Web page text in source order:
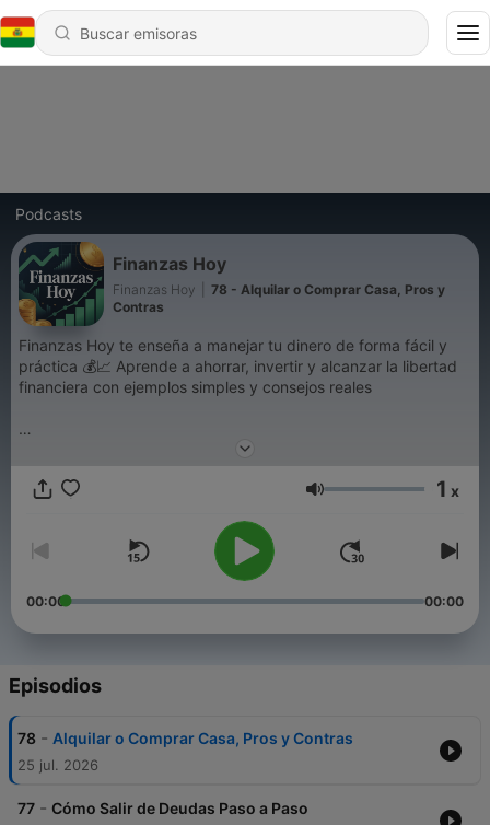
Podcasts
Finanzas Hoy
Finanzas Hoy
78 - Alquilar o Comprar Casa, Pros y
Contras
Finanzas Hoy te enseña a manejar tu dinero de forma fácil y
práctica 💰📈 Aprende a ahorrar, invertir y alcanzar la libertad
financiera con ejemplos simples y consejos reales
#finanzas #dinero #ahorro #invertir #bolsa #economia
#negocios #empleo #salario #banco #tarjeta #cripto #etf
Conviértete en un supporter de este podcast:
https://www.spreaker.com/podcast/finanzas-hoy-
-6771602/support.
Volumen 1 x
00:00 00:00
Episodios
78 - Alquilar o Comprar Casa, Pros y Contras
25 jul. 2026
77 - Cómo Salir de Deudas Paso a Paso